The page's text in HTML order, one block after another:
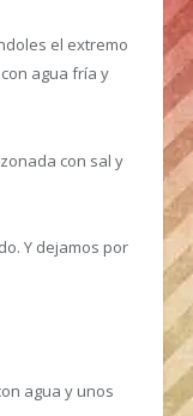
el extremo
agua fría y
con sal y
Y dejamos por
agua y unos